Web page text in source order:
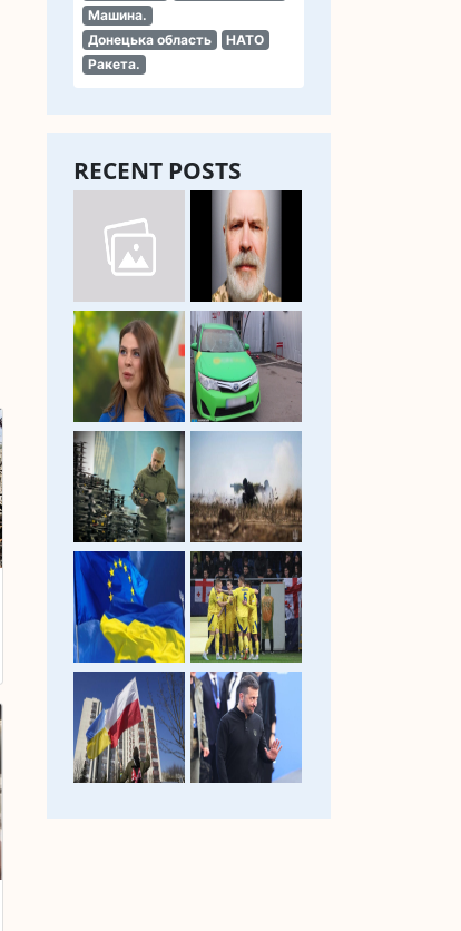
Машина.
Донецька область
НАТО
Ракета.
RECENT POSTS